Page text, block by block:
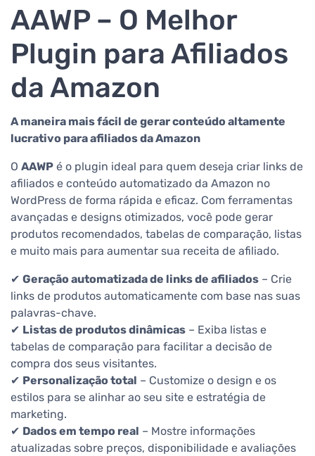
AAWP – O Melhor
Plugin para Afiliados
da Amazon
A maneira mais fácil de gerar conteúdo altamente
lucrativo para afiliados da Amazon
O AAWP é o plugin ideal para quem deseja criar links de
afiliados e conteúdo automatizado da Amazon no
WordPress de forma rápida e eficaz. Com ferramentas
avançadas e designs otimizados, você pode gerar
produtos recomendados, tabelas de comparação, listas
e muito mais para aumentar sua receita de afiliado.
✔ Geração automatizada de links de afiliados – Crie
links de produtos automaticamente com base nas suas
palavras-chave.
✔ Listas de produtos dinâmicas – Exiba listas e
tabelas de comparação para facilitar a decisão de
compra dos seus visitantes.
✔ Personalização total – Customize o design e os
estilos para se alinhar ao seu site e estratégia de
marketing.
✔ Dados em tempo real – Mostre informações
atualizadas sobre preços, disponibilidade e avaliações